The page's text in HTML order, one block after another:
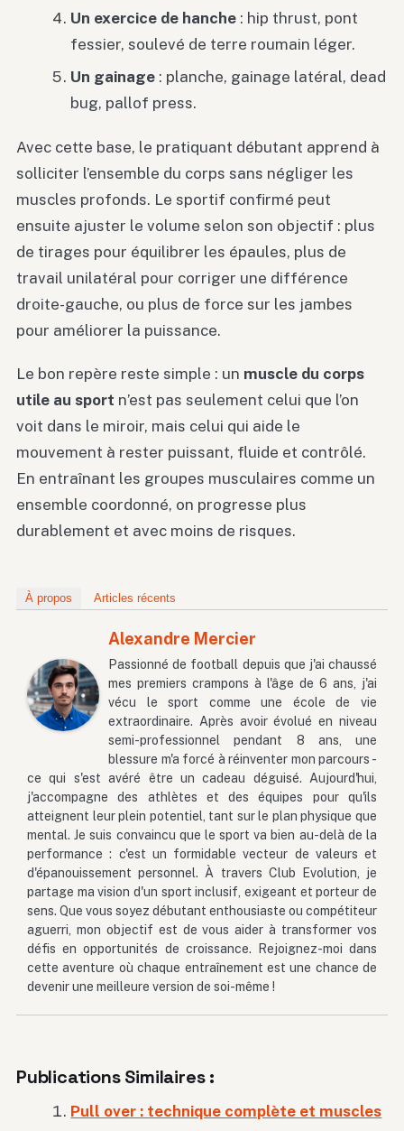
Un exercice de hanche : hip thrust, pont
fessier, soulevé de terre roumain léger.
Un gainage : planche, gainage latéral, dead
bug, pallof press.
Avec cette base, le pratiquant débutant apprend à
solliciter l’ensemble du corps sans négliger les
muscles profonds. Le sportif confirmé peut
ensuite ajuster le volume selon son objectif : plus
de tirages pour équilibrer les épaules, plus de
travail unilatéral pour corriger une différence
droite-gauche, ou plus de force sur les jambes
pour améliorer la puissance.
Le bon repère reste simple : un muscle du corps
utile au sport n’est pas seulement celui que l’on
voit dans le miroir, mais celui qui aide le
mouvement à rester puissant, fluide et contrôlé.
En entraînant les groupes musculaires comme un
ensemble coordonné, on progresse plus
durablement et avec moins de risques.
À propos Articles récents
Alexandre Mercier
Passionné de football depuis que j'ai chaussé
mes premiers crampons à l'âge de 6 ans, j'ai
vécu le sport comme une école de vie
extraordinaire. Après avoir évolué en niveau
semi-professionnel pendant 8 ans, une
blessure m'a forcé à réinventer mon parcours -
ce qui s'est avéré être un cadeau déguisé. Aujourd'hui,
j'accompagne des athlètes et des équipes pour qu'ils
atteignent leur plein potentiel, tant sur le plan physique que
mental. Je suis convaincu que le sport va bien au-delà de la
performance : c'est un formidable vecteur de valeurs et
d'épanouissement personnel. À travers Club Evolution, je
partage ma vision d'un sport inclusif, exigeant et porteur de
sens. Que vous soyez débutant enthousiaste ou compétiteur
aguerri, mon objectif est de vous aider à transformer vos
défis en opportunités de croissance. Rejoignez-moi dans
cette aventure où chaque entraînement est une chance de
devenir une meilleure version de soi-même !
Publications Similaires :
Pull over : technique complète et muscles